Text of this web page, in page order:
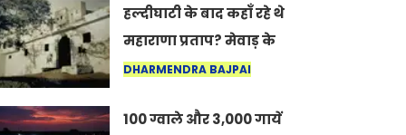
हल्दीघाटी के बाद कहाँ रहे थे
महाराणा प्रताप? मेवाड़ के
इतिहास का वह अनकहा
में जीवित है
DHARMENDRA BAJPAI
100 ग्वाले और 3,000 गायें